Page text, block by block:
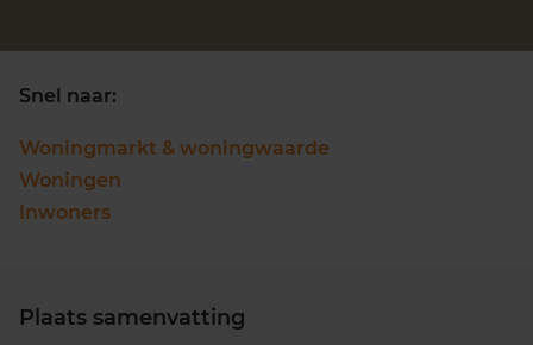
Zoek een woning
Snel naar:
Woningmarkt & woningwaarde
Woningen
Inwoners
Plaats samenvatting